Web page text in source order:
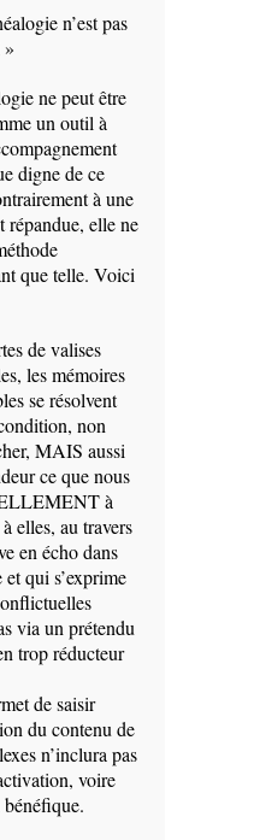
n’est pas
ne peut être
un outil à
digne de ce
à une
répandue, elle ne
que telle. Voici
de valises
les mémoires
se résolvent
non
MAIS aussi
ce que nous
à
elles, au travers
en écho dans
qui s’exprime
via un prétendu
trop réducteur
de saisir
du contenu de
n’inclura pas
voire